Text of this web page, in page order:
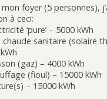
foyer (5 personnes),
à ceci:
‘pure’ – 5000 kWh
chaude sanitaire (solaire
(gaz) – 4000 kWh
(fioul) – 15000 kWh
– 15000 kWh